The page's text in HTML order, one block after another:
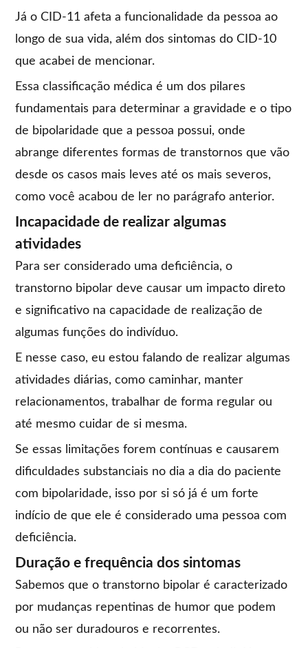
Já o CID-11 afeta a funcionalidade da pessoa ao
longo de sua vida, além dos sintomas do CID-10
que acabei de mencionar.
Essa classificação médica é um dos pilares
fundamentais para determinar a gravidade e o tipo
de bipolaridade que a pessoa possui, onde
abrange diferentes formas de transtornos que vão
desde os casos mais leves até os mais severos,
como você acabou de ler no parágrafo anterior.
Incapacidade de realizar algumas
atividades
Para ser considerado uma deficiência, o
transtorno bipolar deve causar um impacto direto
e significativo na capacidade de realização de
algumas funções do indivíduo.
E nesse caso, eu estou falando de realizar algumas
atividades diárias, como caminhar, manter
relacionamentos, trabalhar de forma regular ou
até mesmo cuidar de si mesma.
Se essas limitações forem contínuas e causarem
dificuldades substanciais no dia a dia do paciente
com bipolaridade, isso por si só já é um forte
indício de que ele é considerado uma pessoa com
deficiência.
Duração e frequência dos sintomas
Sabemos que o transtorno bipolar é caracterizado
por mudanças repentinas de humor que podem
ou não ser duradouros e recorrentes.